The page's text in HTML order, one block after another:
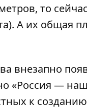
то
А их общая
внезапно
«Россия —
к